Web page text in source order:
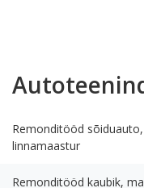
Remonditööd
linnamaastur
Remonditööd kaubik,